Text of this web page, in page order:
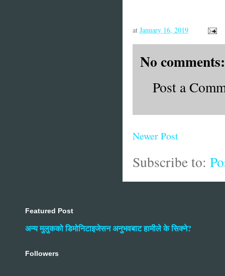
at January 16, 2019
No comments:
Post a
Newer Post
Subscribe to:
Featured Post
अन्य मुलुकको डिमोनिटाइजेसन अनुभवबाट हामीले के सिक्ने?
Followers